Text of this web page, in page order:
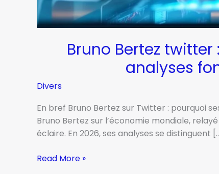
Bruno Bertez
analyses
Divers
En bref Bruno Bertez sur Twitter : pourquoi
Bruno Bertez sur l’économie mondiale,
éclaire. En 2026, ses analyses se distinguent
Bruno
Read More »